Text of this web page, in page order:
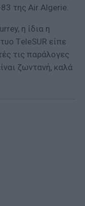
της Air Algerie.
η ίδια η
ΤeleSUR είπε
τις παράλογες
ζωντανή, καλά